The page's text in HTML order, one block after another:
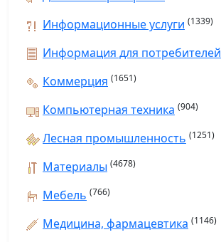
Информационные услуги (1339)
Информация для потребителей
Коммерция (1651)
Компьютерная техника (904)
Лесная промышленность (1251)
Материалы (4678)
Мебель (766)
Медицина, фармацевтика (1146)